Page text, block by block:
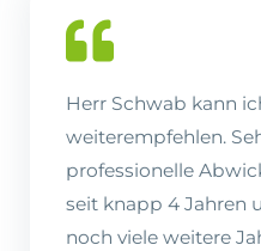
Herr Schwab kann
weiterempfehlen.
professionelle
seit knapp 4 Jahren
noch viele weitere